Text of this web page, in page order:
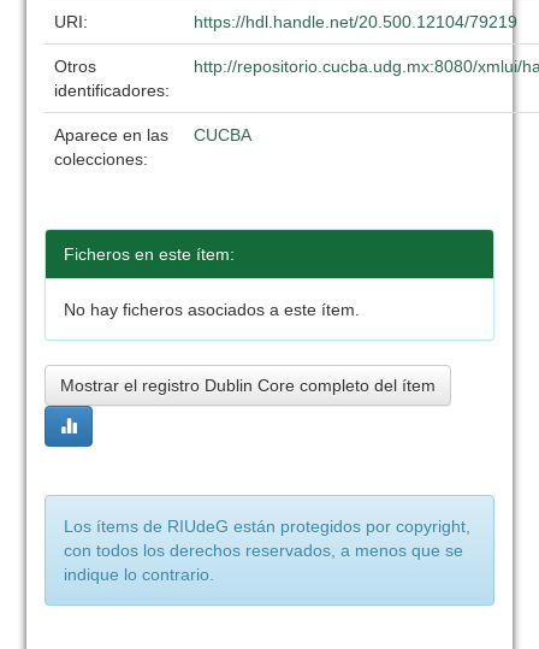
URI: https://hdl.handle.net/20.500.12104/79219
Otros
identificadores:
http://repositorio.cucba.udg.mx:8080/xmlui/
Aparece en las
colecciones:
CUCBA
Ficheros en este ítem:
No hay ficheros asociados a este ítem.
Mostrar el registro Dublin Core completo del ítem
Los ítems de RIUdeG están protegidos por copyright,
con todos los derechos reservados, a menos que se
indique lo contrario.